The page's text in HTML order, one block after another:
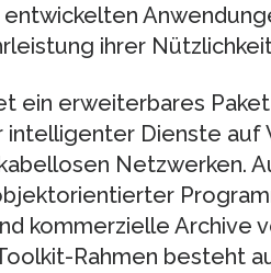
ihrer
ein erweiterbares
Dienste auf
Netzwerken.
kommerzielle Archive
Rahmen besteht